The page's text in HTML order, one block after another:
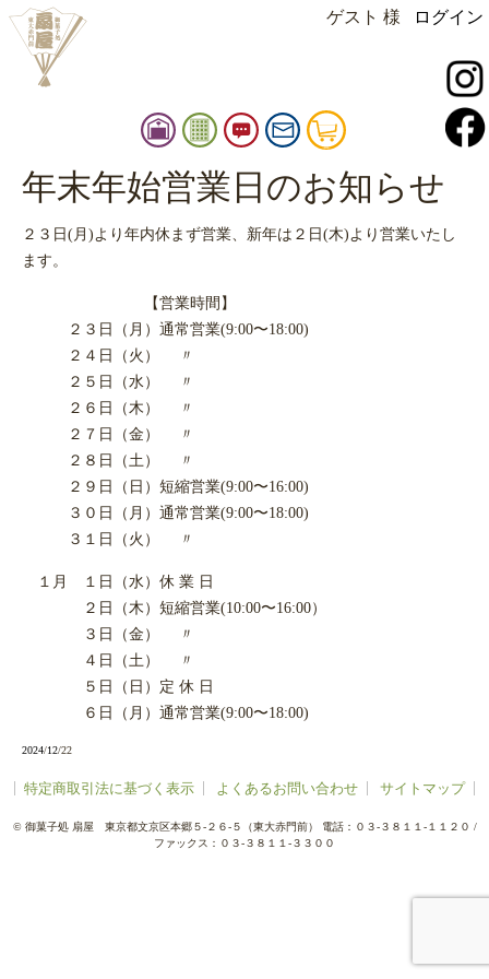
扇屋
ゲスト 様 ログイン
扇
屋
店
舗
報
御
品
書
お
知
ら
せ
お
問
い
合
ト
年末年始営業日のお知らせ
２３日(月)より年内休まず営業、新年は２日(木)より営業いたし
ます。
【営業時間】
２３日（月）通常営業(9:00〜18:00)
２４日（火） 〃
２５日（水） 〃
２６日（木） 〃
２７日（金） 〃
２８日（土） 〃
２９日（日）短縮営業(9:00〜16:00)
３０日（月）通常営業(9:00〜18:00)
３１日（火） 〃
１月 １日（水）休 業 日
２日（木）短縮営業(10:00〜16:00）
３日（金） 〃
４日（土） 〃
５日（日）定 休 日
６日（月）通常営業(9:00〜18:00)
2024/12/22
特定商取引法に基づく表示 よくあるお問い合わせ サイトマップ
© 御菓子処 扇屋 東京都文京区本郷５-２６-５（東大赤門前） 電話：０３-３８１１-１１２０ /
ファックス：０３-３８１１-３３００
facebook